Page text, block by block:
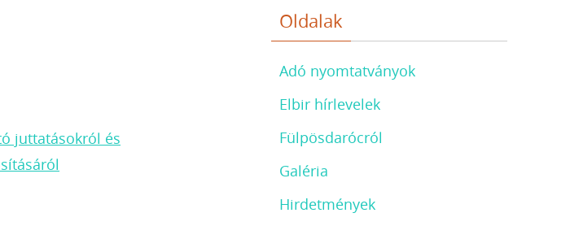
juttatásokról és
Oldalak
Adó nyomtatványok
Elbir hírlevelek
Fülpösdarócról
Galéria
Hirdetmények